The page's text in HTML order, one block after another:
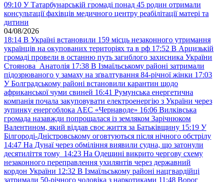
09:10 У Татарбунарській громаді понад 45 родин отримали
консультації фахівців медичного центру реабілітації матері та
дитини
04/08/2026
18:14 В Україні встановили 159 місць незаконного утримання
українців на окупованих територіях та в рф 17:52 В Арцизькій
громаді провели в останню путь загиблого захисника України
Стоянова Анатолія 17:38 В Ізмаїльському районі затримали
підозрюваного у замаху на зґвалтування 84-річної жінки 17:03
У Болградському районі встановили карантин щодо
африканської чуми свиней 16:41 Румунська енергетична
компанія почала закуповувати електроенергію з України через
зупинку енергоблока АЕС «Чернаводе» 16:06 Вилківська
громада назавжди попрощалася із земляком Зарічнюком
Валентином, який віддав своє життя за Батьківщину 15:19 У
Білгороді-Дністровському оговтуються після нічного обстрілу
14:47 На Дунаї через обміління виявили судна, що затонули
десятиліття тому 14:23 На Одещині викрито чергову схему
незаконного переправлення ухилянтів через державний
кордон України 12:32 В Ізмаїльському районі нацгвардійці
затримали 50-річного чоловіка з наркотиками 11:48 Ворог